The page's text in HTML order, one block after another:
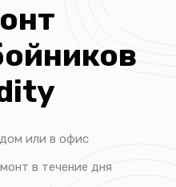
или в офис
в течение дня